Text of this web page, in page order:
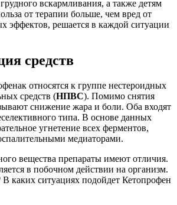
вскармливания, а также детям
от терапии больше, чем вред от
эффектов, решается в каждой ситуации
средств
относятся к группе нестероидных
средств (НПВС). Помимо снятия
снижение жара и боли. Оба входят
типа. В основе данных
угнетение всех ферментов,
медиаторами.
вещества препараты имеют отличия.
в побочном действии на организм.
каких ситуациях подойдет Кетопрофен